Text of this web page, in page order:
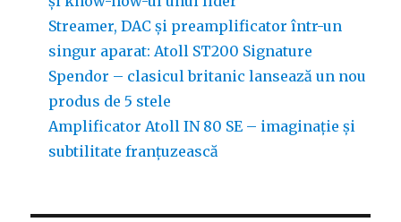
Streamer, DAC și preamplificator într-un
singur aparat: Atoll ST200 Signature
Spendor – clasicul britanic lansează un nou
produs de 5 stele
Amplificator Atoll IN 80 SE – imaginație și
subtilitate franțuzească